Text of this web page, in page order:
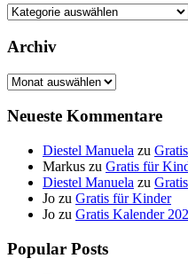
Kategorien
Archiv
Archiv
Neueste Kommentare
Diestel Manuela zu
Markus zu Gratis für
Diestel Manuela zu
Jo zu Gratis für Kinder
Jo zu Gratis Kalender
Popular Posts